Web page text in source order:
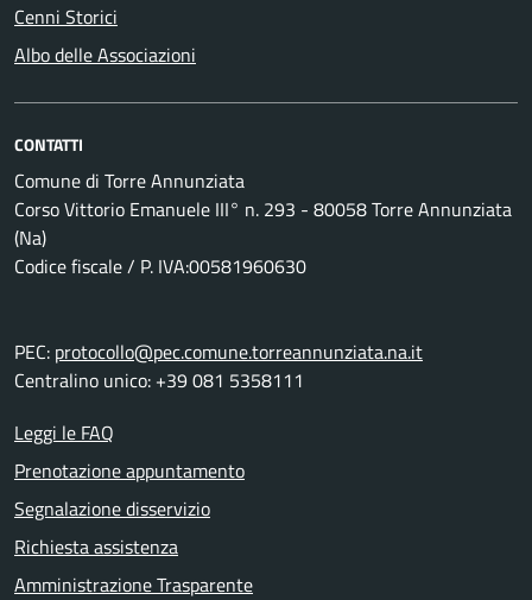
Cenni Storici
Albo delle Associazioni
CONTATTI
Comune di Torre Annunziata
Corso Vittorio Emanuele III° n. 293 - 80058 Torre Annunziata
(Na)
Codice fiscale / P. IVA:00581960630
PEC: protocollo@pec.comune.torreannunziata.na.it
Centralino unico: +39 081 5358111
Leggi le FAQ
Prenotazione appuntamento
Segnalazione disservizio
Richiesta assistenza
Amministrazione Trasparente